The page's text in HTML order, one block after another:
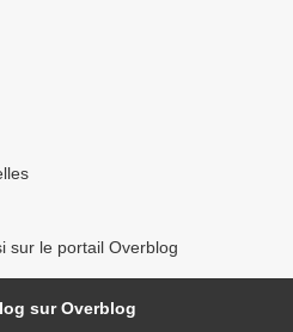
sur le portail Overblog
sur Overblog